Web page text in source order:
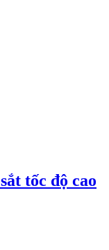
tốc độ cao